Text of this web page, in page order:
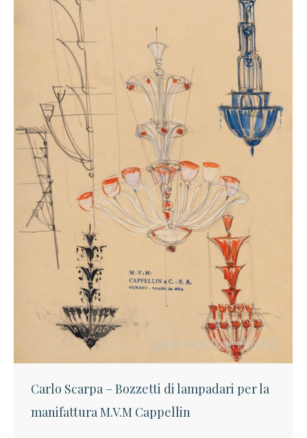
Carlo Scarpa – Bozzetti di lampadari per la
manifattura M.V.M Cappellin